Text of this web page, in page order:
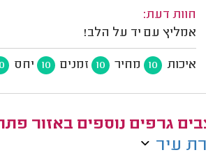
חוות דעת:
אמליץ עם יד על הלב!
איכות 10 מחיר 10 זמנים 10 יחס
גרפים נוספים באזור
עיר